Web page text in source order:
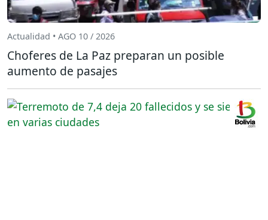
Actualidad • AGO 10 / 2026
Choferes de La Paz preparan un posible
aumento de pasajes